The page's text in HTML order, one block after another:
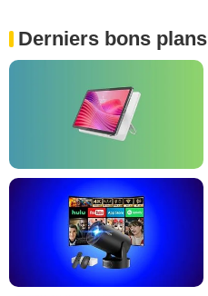
Derniers bons plans